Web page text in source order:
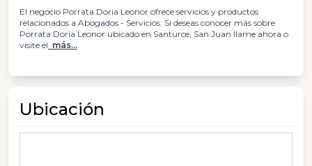
El negocio Porrata Doria Leonor ofrece servicios y productos
relacionados a Abogados - Servicios. Si deseas conocer más sobre
Porrata Doria Leonor ubicado en Santurce, San Juan llame ahora o
visite el más...
Ubicación